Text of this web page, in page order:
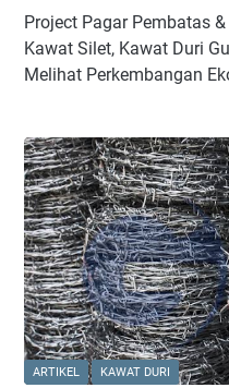
S
e
l
t
a
n
n
t
e
a
s
i
o
n
a
l
S
u
l
u
r
i
t
u
k
P
e
n
u
n
j
a
Project Pagar Pembatas
Kawat Silet, Kawat Duri
Melihat Perkembangan
ARTIKEL KAWAT DURI